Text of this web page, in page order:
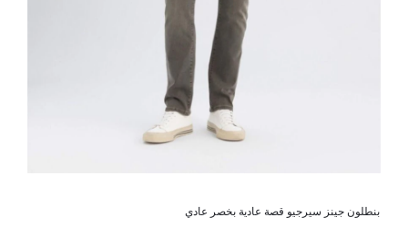
بنطلون جينز سيرجيو قصة عادية بخصر عادي